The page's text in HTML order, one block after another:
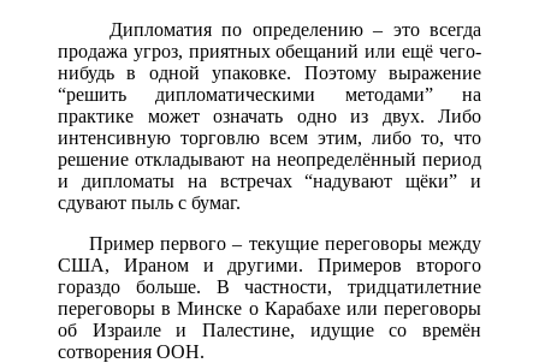
Дипломатия по определению – это всегда
продажа угроз, приятных обещаний или ещё чего-
нибудь в одной упаковке. Поэтому выражение
“решить дипломатическими методами” на
практике может означать одно из двух. Либо
интенсивную торговлю всем этим, либо то, что
решение откладывают на неопределённый период
и дипломаты на встречах “надувают щёки” и
сдувают пыль с бумаг.
Пример первого – текущие переговоры между
США, Ираном и другими. Примеров второго
гораздо больше. В частности, тридцатилетние
переговоры в Минске о Карабахе или переговоры
об Израиле и Палестине, идущие со времён
сотворения ООН.